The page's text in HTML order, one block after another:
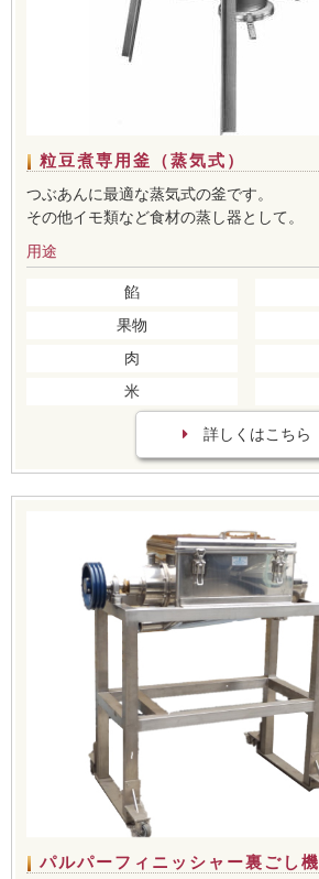
粒豆煮専用釜（蒸気式）
つぶあんに最適な蒸気式の釜です。
その他イモ類など食材の蒸し器として。
用途
餡
果物
肉
米
詳しくはこちら
パルパーフィニッシャー裏ごし機